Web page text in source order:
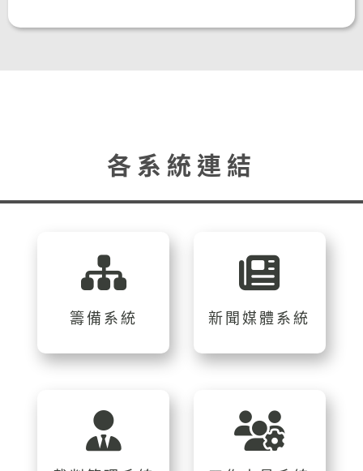
各系統連結
籌備系統 新聞媒體系統